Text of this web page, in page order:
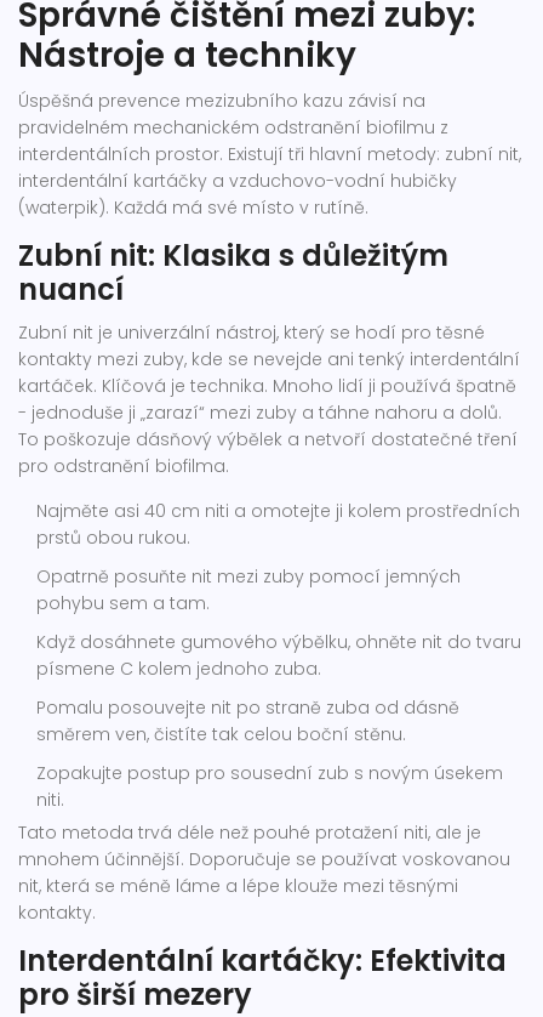
Správné čištění mezi zuby:
Nástroje a techniky
Úspěšná prevence mezizubního kazu závisí na
pravidelném mechanickém odstranění biofilmu z
interdentálních prostor. Existují tři hlavní metody: zubní nit,
interdentální kartáčky a vzduchovo-vodní hubičky
(waterpik). Každá má své místo v rutíně.
Zubní nit: Klasika s důležitým
nuancí
Zubní nit je univerzální nástroj, který se hodí pro těsné
kontakty mezi zuby, kde se nevejde ani tenký interdentální
kartáček. Klíčová je technika. Mnoho lidí ji používá špatně
- jednoduše ji „zarazí“ mezi zuby a táhne nahoru a dolů.
To poškozuje dásňový výbělek a netvoří dostatečné tření
pro odstranění biofilma.
Najměte asi 40 cm niti a omotejte ji kolem prostředních
prstů obou rukou.
Opatrně posuňte nit mezi zuby pomocí jemných
pohybu sem a tam.
Když dosáhnete gumového výbělku, ohněte nit do tvaru
písmene C kolem jednoho zuba.
Pomalu posouvejte nit po straně zuba od dásně
směrem ven, čistíte tak celou boční stěnu.
Zopakujte postup pro sousední zub s novým úsekem
niti.
Tato metoda trvá déle než pouhé protažení niti, ale je
mnohem účinnější. Doporučuje se používat voskovanou
nit, která se méně láme a lépe klouže mezi těsnými
kontakty.
Interdentální kartáčky: Efektivita
pro širší mezery